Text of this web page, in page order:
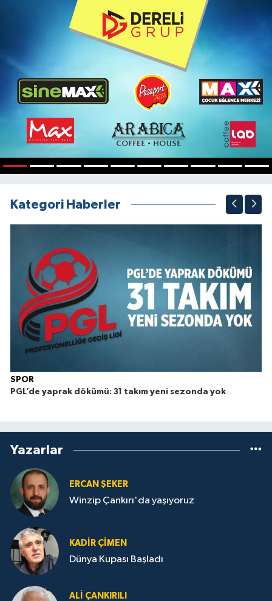
Kategori Haberler
SPOR
PGL’de yaprak dökümü: 31 takım yeni sezonda yok
Yazarlar
ERCAN ŞEKER
Winzip Çankırı'da yaşıyoruz
KADIR ÇIMEN
Dünya Kupası Başladı
ALI ÇANKIRILI